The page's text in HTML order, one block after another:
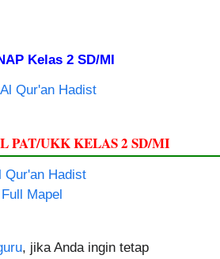
Kelas 2 SD/MI
Al Qur'an Hadist
PAT/UKK KELAS 2 SD/MI
Qur'an Hadist
Full Mapel
, jika Anda ingin tetap